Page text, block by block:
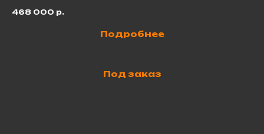
468 000 р.
Подробнее
Под заказ